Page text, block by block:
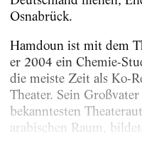
Osnabrück.
Hamdoun ist mit dem
er 2004 ein Chemie-
die meiste Zeit als Ko-
Theater. Sein
bekanntesten
arabischen Raum,